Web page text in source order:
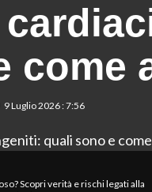
come
9 Luglio 2026 : 7:56
Scopri verità e rischi legati alla